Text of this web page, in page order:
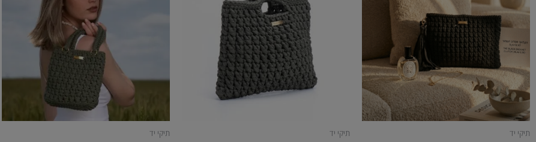
תיקי יד תיקי יד תיקי יד